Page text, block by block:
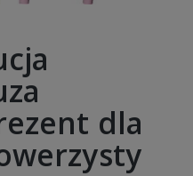
dla